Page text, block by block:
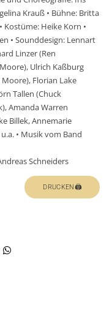
Krauß • Bühne: Britta
Kostüme: Heike Korn •
• Sounddesign: Lennart
Linzer (Ren
Ulrich Kaßburg
Moore), Florian Lake
Tallen (Chuck
Amanda Warren
Billek, Annemarie
• Musik vom Band
Schneiders
DRUCKEN🖨